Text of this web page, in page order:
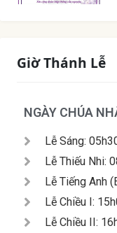
Giờ Thánh Lễ
NGÀY CHÚA
Lễ Sáng:
Lễ Thiếu Nhi:
Lễ Tiếng Anh
Lễ Chiều I:
Lễ Chiều II: